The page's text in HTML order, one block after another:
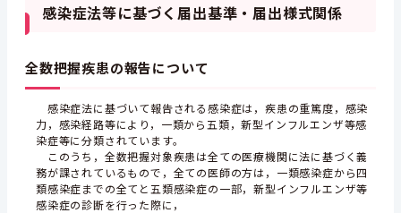
感染症法等に基づく届出基準・届出様式関係
全数把握疾患の報告について
感染症法に基づいて報告される感染症は，疾患の重篤度，感染
力，感染経路等により，一類から五類，新型インフルエンザ等感
染症等に分類されています。
このうち，全数把握対象疾患は全ての医療機関に法に基づく義
務が課されているもので，全ての医師の方は，一類感染症から四
類感染症までの全てと五類感染症の一部，新型インフルエンザ等
感染症の診断を行った際に，